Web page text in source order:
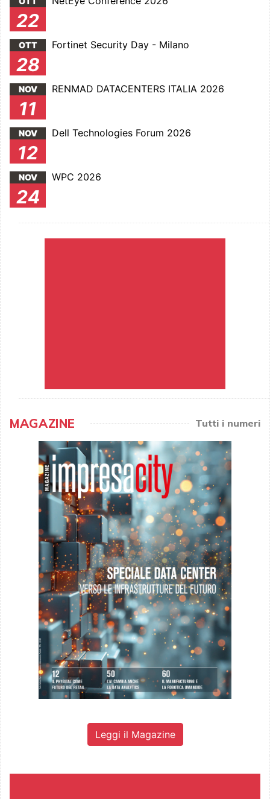
22
OTT
28
Fortinet Security Day - Milano
NOV
11
RENMAD DATACENTERS ITALIA 2026
NOV
12
Dell Technologies Forum 2026
NOV
24
WPC 2026
MAGAZINE Tutti i numeri
Leggi il Magazine